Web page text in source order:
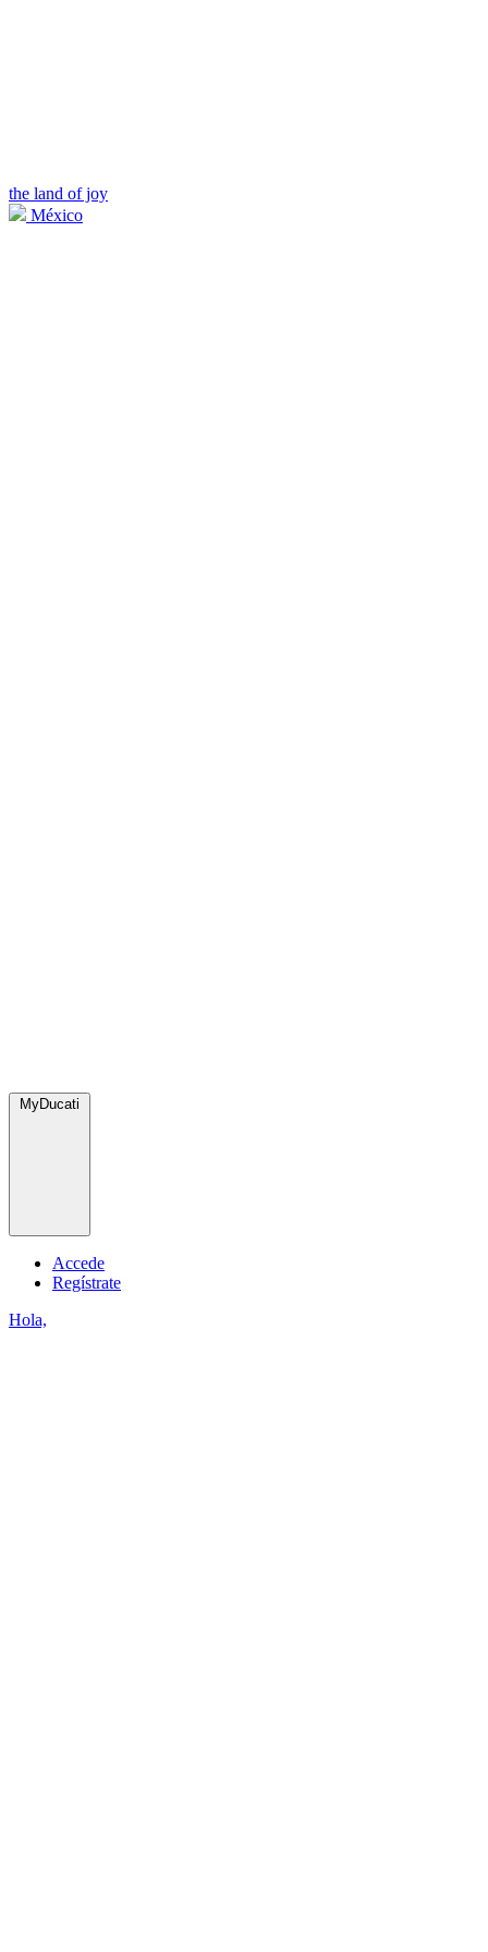
the land of joy
México
MyDucati
Accede
Regístrate
Hola,